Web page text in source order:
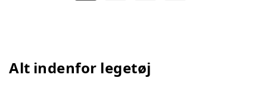
Alt indenfor legetøj